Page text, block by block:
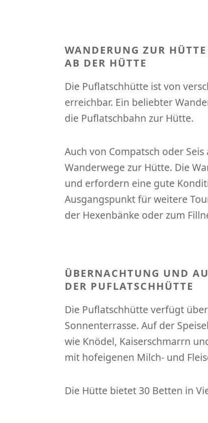
WANDERUNG ZUR
AB DER HÜTTE
Die Puflatschhütte ist von
erreichbar. Ein beliebter
die Puflatschbahn zur Hütte.
Auch von Compatsch oder
Wanderwege zur Hütte. Die
und erfordern eine gute
Ausgangspunkt für weitere
der Hexenbänke oder zum
ÜBERNACHTUNG UND
DER PUFLATSCHHÜTTE
Die Puflatschhütte verfügt
Sonnenterrasse. Auf der
wie Knödel, Kaiserschmarrn
mit hofeigenen Milch- und
Die Hütte bietet 30 Betten in